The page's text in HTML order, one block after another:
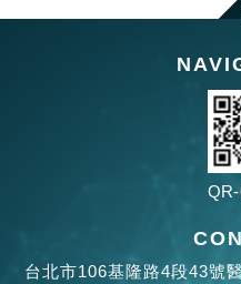
台北市106基隆路4段43號